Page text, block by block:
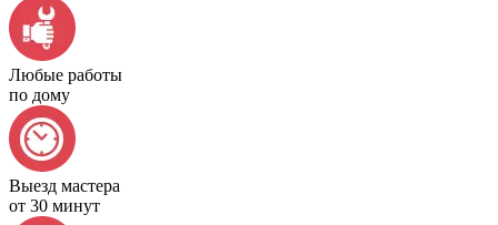
Любые работы
по дому
Выезд мастера
от 30 минут